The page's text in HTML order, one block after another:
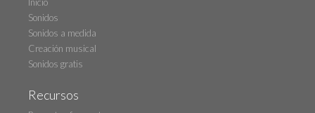
Sonidos
Sonidos a medida
Creación musical
Sonidos gratis
Recursos